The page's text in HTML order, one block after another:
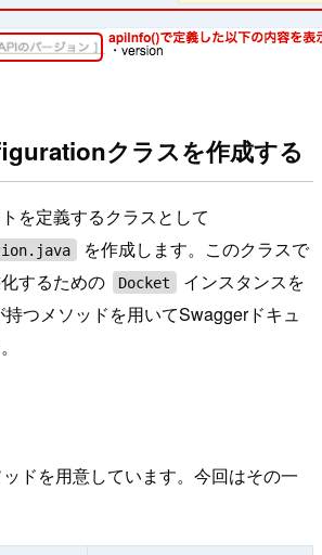
クラスを作成する
を定義するクラスとして
を作成します。このクラスで
するための
Docket
インスタンスを
持つメソッドを用いてSwaggerドキュ
ドを用意しています。今回はその一